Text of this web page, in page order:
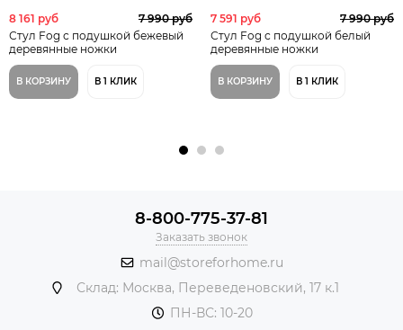
8 161 руб
7 990 руб
Стул Fog с подушкой бежевый
деревянные ножки
В КОРЗИНУ В 1 КЛИК
7 591 руб
7 990 руб
Стул Fog с подушкой белый
деревянные ножки
В КОРЗИНУ В 1 КЛИК
8-800-775-37-81
Заказать звонок
mail@storeforhome.ru
Склад: Москва, Переведеновский, 17 к.1
ПН-ВС: 10-20